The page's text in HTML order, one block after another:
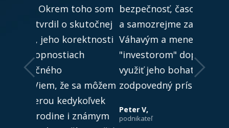
bezpečnosť, časové trvanie
a samozrejme zaujímavý výhon.
Váhavým a menej skúseným
"investorom" doporučujem
využiť jeho bohaté skúsenosti,
zodpovedný prístup a ochotu.
podnikateľ